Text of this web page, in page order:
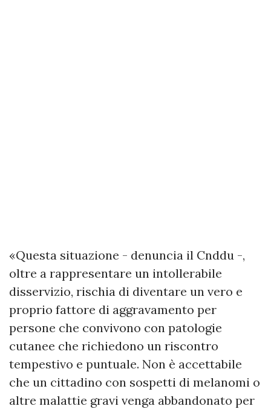
«Questa situazione - denuncia il Cnddu -,
oltre a rappresentare un intollerabile
disservizio, rischia di diventare un vero e
proprio fattore di aggravamento per
persone che convivono con patologie
cutanee che richiedono un riscontro
tempestivo e puntuale. Non è accettabile
che un cittadino con sospetti di melanomi o
altre malattie gravi venga abbandonato per